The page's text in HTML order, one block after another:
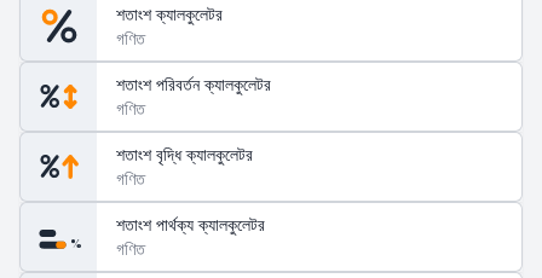
শতাংশ ক্যালকুলেটর
গণিত
শতাংশ পরিবর্তন ক্যালকুলেটর
গণিত
শতাংশ বৃদ্ধি ক্যালকুলেটর
গণিত
%
শতাংশ পার্থক্য ক্যালকুলেটর
গণিত